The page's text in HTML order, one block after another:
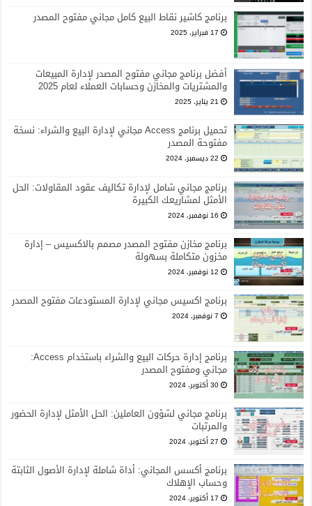
برنامج كاشير نقاط البيع كامل مجاني مفتوح المصدر
17 فبراير، 2025
أفضل برنامج مجاني مفتوح المصدر لإدارة المبيعات
والمشتريات والمخازن وحسابات العملاء لعام 2025
21 يناير، 2025
تحميل برنامج Access مجاني لإدارة البيع والشراء: نسخة
مفتوحة المصدر
22 ديسمبر، 2024
برنامج مجاني شامل لإدارة تكاليف عقود المقاولات: الحل
الأمثل لمشاريعك الكبيرة
16 نوفمبر، 2024
برنامج مخازن مفتوح المصدر مصمم بالاكسيس – إدارة
مخزون متكاملة بسهولة
12 نوفمبر، 2024
برنامج اكسيس مجاني لإدارة المستودعات مفتوح المصدر
7 نوفمبر، 2024
برنامج إدارة حركات البيع والشراء باستخدام Access:
مجاني ومفتوح المصدر
30 أكتوبر، 2024
برنامج مجاني لشؤون العاملين: الحل الأمثل لإدارة الحضور
والمرتبات
27 أكتوبر، 2024
برنامج أكسس المجاني: أداة شاملة لإدارة الأصول الثابتة
وحساب الإهلاك
17 أكتوبر، 2024